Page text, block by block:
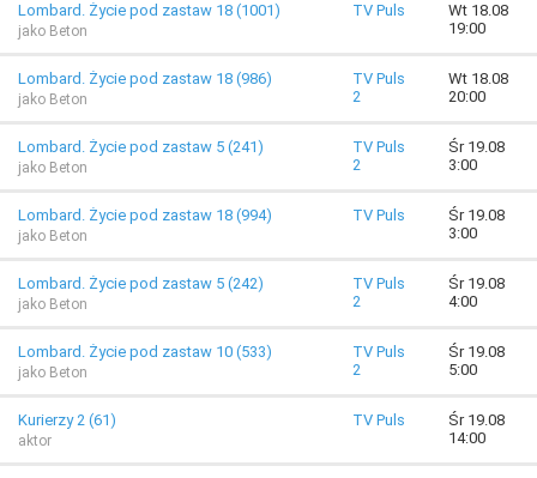
Lombard. Życie pod zastaw 18 (1001)
jako Beton
TV Puls
Wt 18.08
19:00
Lombard. Życie pod zastaw 18 (986)
jako Beton
TV Puls
2
Wt 18.08
20:00
Lombard. Życie pod zastaw 5 (241)
jako Beton
TV Puls
2
Śr 19.08
3:00
Lombard. Życie pod zastaw 18 (994)
jako Beton
TV Puls
Śr 19.08
3:00
Lombard. Życie pod zastaw 5 (242)
jako Beton
TV Puls
2
Śr 19.08
4:00
Lombard. Życie pod zastaw 10 (533)
jako Beton
TV Puls
2
Śr 19.08
5:00
Kurierzy 2 (61)
aktor
TV Puls
Śr 19.08
14:00